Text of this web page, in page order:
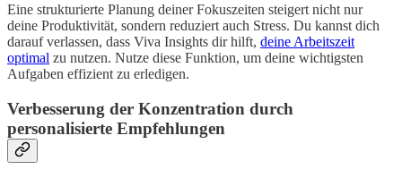
Eine strukturierte Planung deiner Fokuszeiten steigert nicht nur
deine Produktivität, sondern reduziert auch Stress. Du kannst dich
darauf verlassen, dass Viva Insights dir hilft, deine Arbeitszeit
optimal zu nutzen. Nutze diese Funktion, um deine wichtigsten
Aufgaben effizient zu erledigen.
Verbesserung der Konzentration durch
personalisierte Empfehlungen